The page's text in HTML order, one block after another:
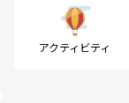
アクティビティ